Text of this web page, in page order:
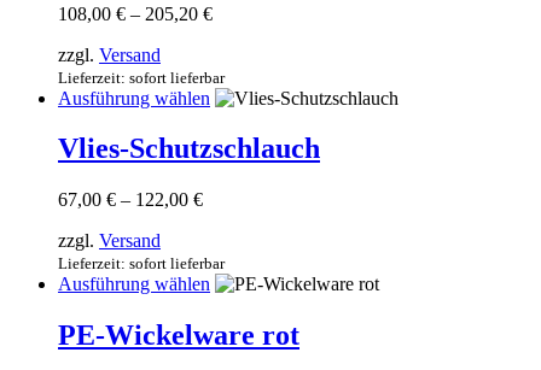
können
auf
Produktseite
108,00 € – 205,20 €Preisspanne:
205,20 €
zzgl. Versand
Lieferzeit: sofort lieferbar
Ausführung wählen Dieses
weist
mehrere
können
auf
Produktseite
Vlies-Schutzschlauch
67,00 € – 122,00 €Preisspanne:
122,00 €
zzgl. Versand
Lieferzeit: sofort lieferbar
Ausführung wählen Dieses
mehrere
PE-Wickelware rot